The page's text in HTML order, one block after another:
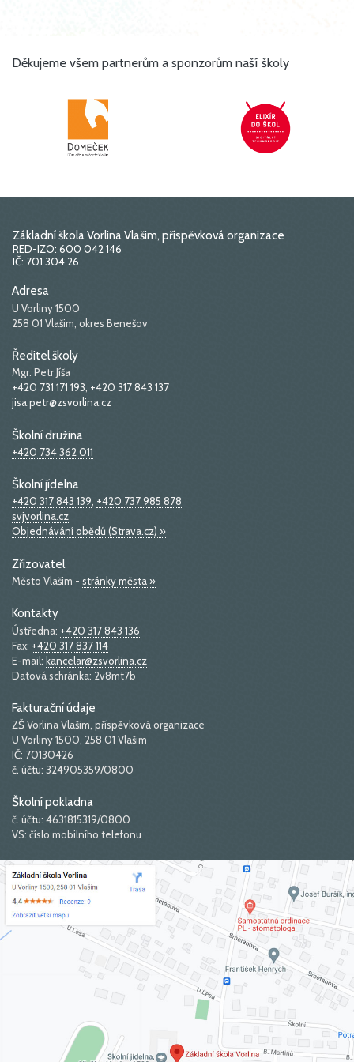
Děkujeme všem partnerům a sponzorům naší školy
Základní škola Vorlina Vlašim, příspěvková organizace
RED-IZO: 600 042 146
IČ: 701 304 26
Adresa
U Vorliny 1500
258 01 Vlašim, okres Benešov
Ředitel školy
Mgr. Petr Jíša
+420 731 171 193, +420 317 843 137
jisa.petr@zsvorlina.cz
Školní družina
+420 734 362 011
Školní jídelna
+420 317 843 139, +420 737 985 878
svjvorlina.cz
Objednávání obědů (Strava.cz) »
Zřizovatel
Město Vlašim - stránky města »
Kontakty
Ústředna: +420 317 843 136
Fax: +420 317 837 114
E-mail: kancelar@zsvorlina.cz
Datová schránka: 2v8mt7b
Fakturační údaje
ZŠ Vorlina Vlašim, příspěvková organizace
U Vorliny 1500, 258 01 Vlašim
IČ: 70130426
č. účtu: 324905359/0800
Školní pokladna
č. účtu: 4631815319/0800
VS: číslo mobilního telefonu